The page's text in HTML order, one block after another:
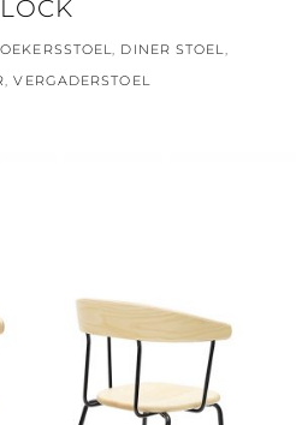
, DINER STOEL,
,VERGADERSTOEL